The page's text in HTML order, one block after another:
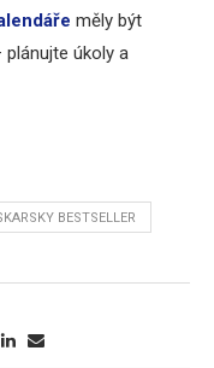
měly být
plánujte úkoly a
BESTSELLER